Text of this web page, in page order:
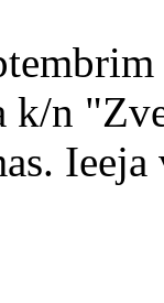
n
Ieeja